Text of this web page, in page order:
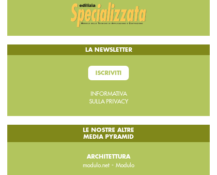
LA NEWSLETTER
ISCRIVITI
INFORMATIVA
SULLA PRIVACY
LE NOSTRE ALTRE
MEDIA PYRAMID
ARCHITETTURA
modulo.net - Modulo